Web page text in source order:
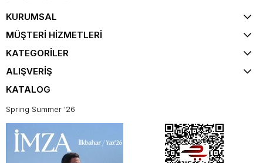
KURUMSAL
MÜŞTERİ HİZMETLERİ
KATEGORİLER
ALIŞVERİŞ
KATALOG
Spring Summer '26